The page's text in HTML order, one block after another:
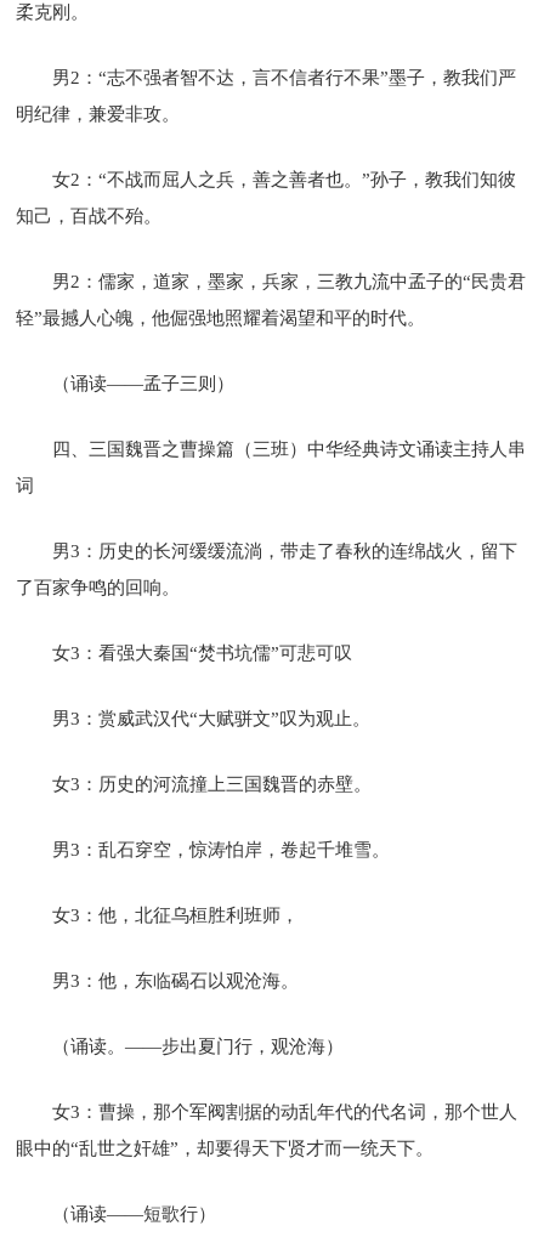
柔克刚。
男2：“志不强者智不达，言不信者行不果”墨子，教我们严
明纪律，兼爱非攻。
女2：“不战而屈人之兵，善之善者也。”孙子，教我们知彼
知己，百战不殆。
男2：儒家，道家，墨家，兵家，三教九流中孟子的“民贵君
轻”最撼人心魄，他倔强地照耀着渴望和平的时代。
（诵读——孟子三则）
四、三国魏晋之曹操篇（三班）中华经典诗文诵读主持人串
词
男3：历史的长河缓缓流淌，带走了春秋的连绵战火，留下
了百家争鸣的回响。
女3：看强大秦国“焚书坑儒”可悲可叹
男3：赏威武汉代“大赋骈文”叹为观止。
女3：历史的河流撞上三国魏晋的赤壁。
男3：乱石穿空，惊涛怕岸，卷起千堆雪。
女3：他，北征乌桓胜利班师，
男3：他，东临碣石以观沧海。
（诵读。——步出夏门行，观沧海）
女3：曹操，那个军阀割据的动乱年代的代名词，那个世人
眼中的“乱世之奸雄”，却要得天下贤才而一统天下。
（诵读——短歌行）